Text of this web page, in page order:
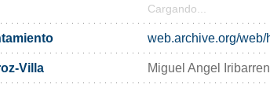
Cargando...
web.archive.org/
Villa Miguel Angel